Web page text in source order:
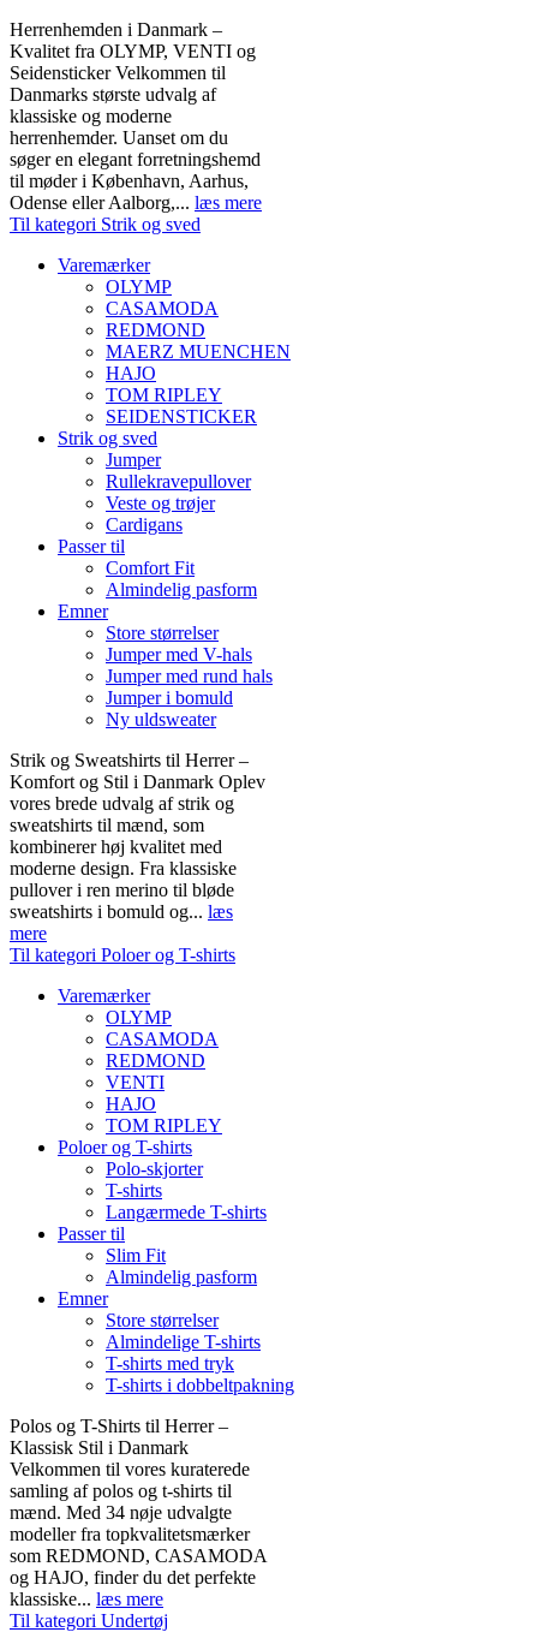
Herrenhemden i Danmark –
Kvalitet fra OLYMP, VENTI og
Seidensticker Velkommen til
Danmarks største udvalg af
klassiske og moderne
herrenhemder. Uanset om du
søger en elegant forretningshemd
til møder i København, Aarhus,
Odense eller Aalborg,... læs mere
Til kategori Strik og sved
Varemærker
OLYMP
CASAMODA
REDMOND
MAERZ MUENCHEN
HAJO
TOM RIPLEY
SEIDENSTICKER
Strik og sved
Jumper
Rullekravepullover
Veste og trøjer
Cardigans
Passer til
Comfort Fit
Almindelig pasform
Emner
Store størrelser
Jumper med V-hals
Jumper med rund hals
Jumper i bomuld
Ny uldsweater
Strik og Sweatshirts til Herrer –
Komfort og Stil i Danmark Oplev
vores brede udvalg af strik og
sweatshirts til mænd, som
kombinerer høj kvalitet med
moderne design. Fra klassiske
pullover i ren merino til bløde
sweatshirts i bomuld og... læs
mere
Til kategori Poloer og T-shirts
Varemærker
OLYMP
CASAMODA
REDMOND
VENTI
HAJO
TOM RIPLEY
Poloer og T-shirts
Polo-skjorter
T-shirts
Langærmede T-shirts
Passer til
Slim Fit
Almindelig pasform
Emner
Store størrelser
Almindelige T-shirts
T-shirts med tryk
T-shirts i dobbeltpakning
Polos og T-Shirts til Herrer –
Klassisk Stil i Danmark
Velkommen til vores kuraterede
samling af polos og t-shirts til
mænd. Med 34 nøje udvalgte
modeller fra topkvalitetsmærker
som REDMOND, CASAMODA
og HAJO, finder du det perfekte
klassiske... læs mere
Til kategori Undertøj